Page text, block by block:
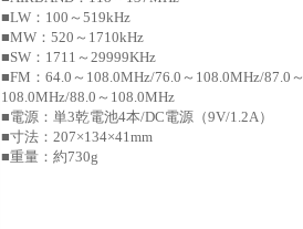
■LW：100～519kHz
■MW：520～1710kHz
■SW：1711～29999KHz
■FM：64.0～108.0MHz/76.0～108.0MHz/87.0
108.0MHz/88.0～108.0MHz
■電源：単3乾電池4本/DC電源（9V/1.2A）
■寸法：207×134×41mm
■重量：約730g